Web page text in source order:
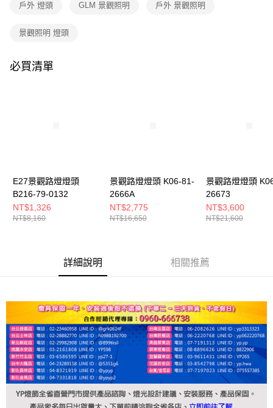
易，需依本服務之必要範圍內提供個人資料，並將交易相關給付款項請求債
２．關於個人資料處理事宜，請瀏覽以下網址：
「AFTEE先享後付」，若未經同意申辦者引起之損失，本公司不負相關責
任。
戶外 燈頭 GLM 景觀照明 戶外 景觀照明
景觀照明 燈頭
必買清單
E27景觀路燈燈頭
B216-79-0132
NT$1,326
NT$8,160
景觀路燈燈頭 K06-81-
2666A
NT$2,775
NT$16,650
景觀路燈燈頭
26673
NT$3,600
NT$21,600
詳細說明 相關推薦